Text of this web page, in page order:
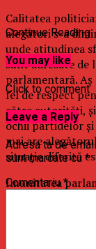
Calitatea
alegători s-a
unde atitudinea
sunt adresate de
parlamentară.
fel de respect
către autorități,
ochii partidelor
mai are
situație diferită
Imunitatea
transformarea
teritorială sunt
Continue Reading
You may like
Click to comment
Leave a Reply
Adresa ta de
sunt marcate cu *
Comentariu*